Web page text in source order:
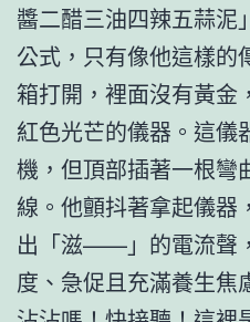
醬二醋三油四辣五蒜泥
公式，只有像他這樣的
箱打開，裡面沒有黃金
紅色光芒的儀器。這儀
機，但頂部插著一根彎
線。他顫抖著拿起儀器
出「滋——」的電流聲
度、急促且充滿養生焦